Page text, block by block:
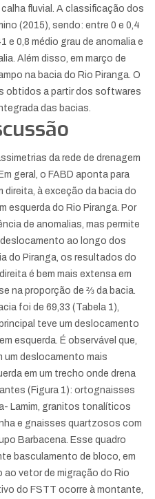
fluvial. A classificação dos
(2015), sendo: entre 0 e 0,4
e 0,8 médio grau de anomalia e
Além disso, em março de
na bacia do Rio Piranga. O
obtidos a partir dos softwares
das bacias.
da rede de drenagem
geral, o FABD aponta para
direita, à exceção da bacia do
esquerda do Rio Piranga. Por
de anomalias, mas permite
ao longo dos
do Piranga, os resultados do
é bem mais extensa em
na proporção de ⅔ da bacia.
foi de 69,33 (Tabela 1),
teve um deslocamento
esquerda. É observável que,
um deslocamento mais
em um trecho onde drena
(Figura 1): ortognaisses
Lamim, granitos tonalíticos
e gnaisses quartzosos com
Barbacena. Esse quadro
basculamento de bloco, em
ao vetor de migração do Rio
do FSTT ocorre à montante,